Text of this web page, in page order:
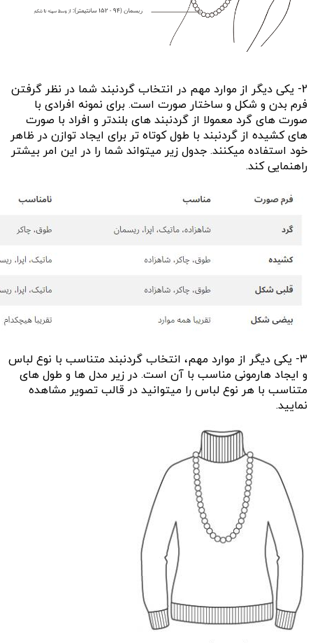
2- یکی دیگر از موارد مهم در انتخاب گردنبند شما در نظر گرفتن
فرم بدن و شکل و ساختار صورت است. برای نمونه افرادی با
صورت های گرد معمولا از گردنبند های بلندتر و افراد با صورت
های کشیده از گردنبند با طول کوتاه تر برای ایجاد توازن در ظاهر
خود استفاده میکنند. جدول زیر میتواند شما را در این امر بیشتر
راهنمایی کند.
3- یکی دیگر از موارد مهم، انتخاب گردنبند متناسب با نوع لباس
و ایجاد هارمونی مناسب با آن است. در زیر مدل ها و طول های
متناسب با هر نوع لباس را میتوانید در قالب تصویر مشاهده
نمایید.